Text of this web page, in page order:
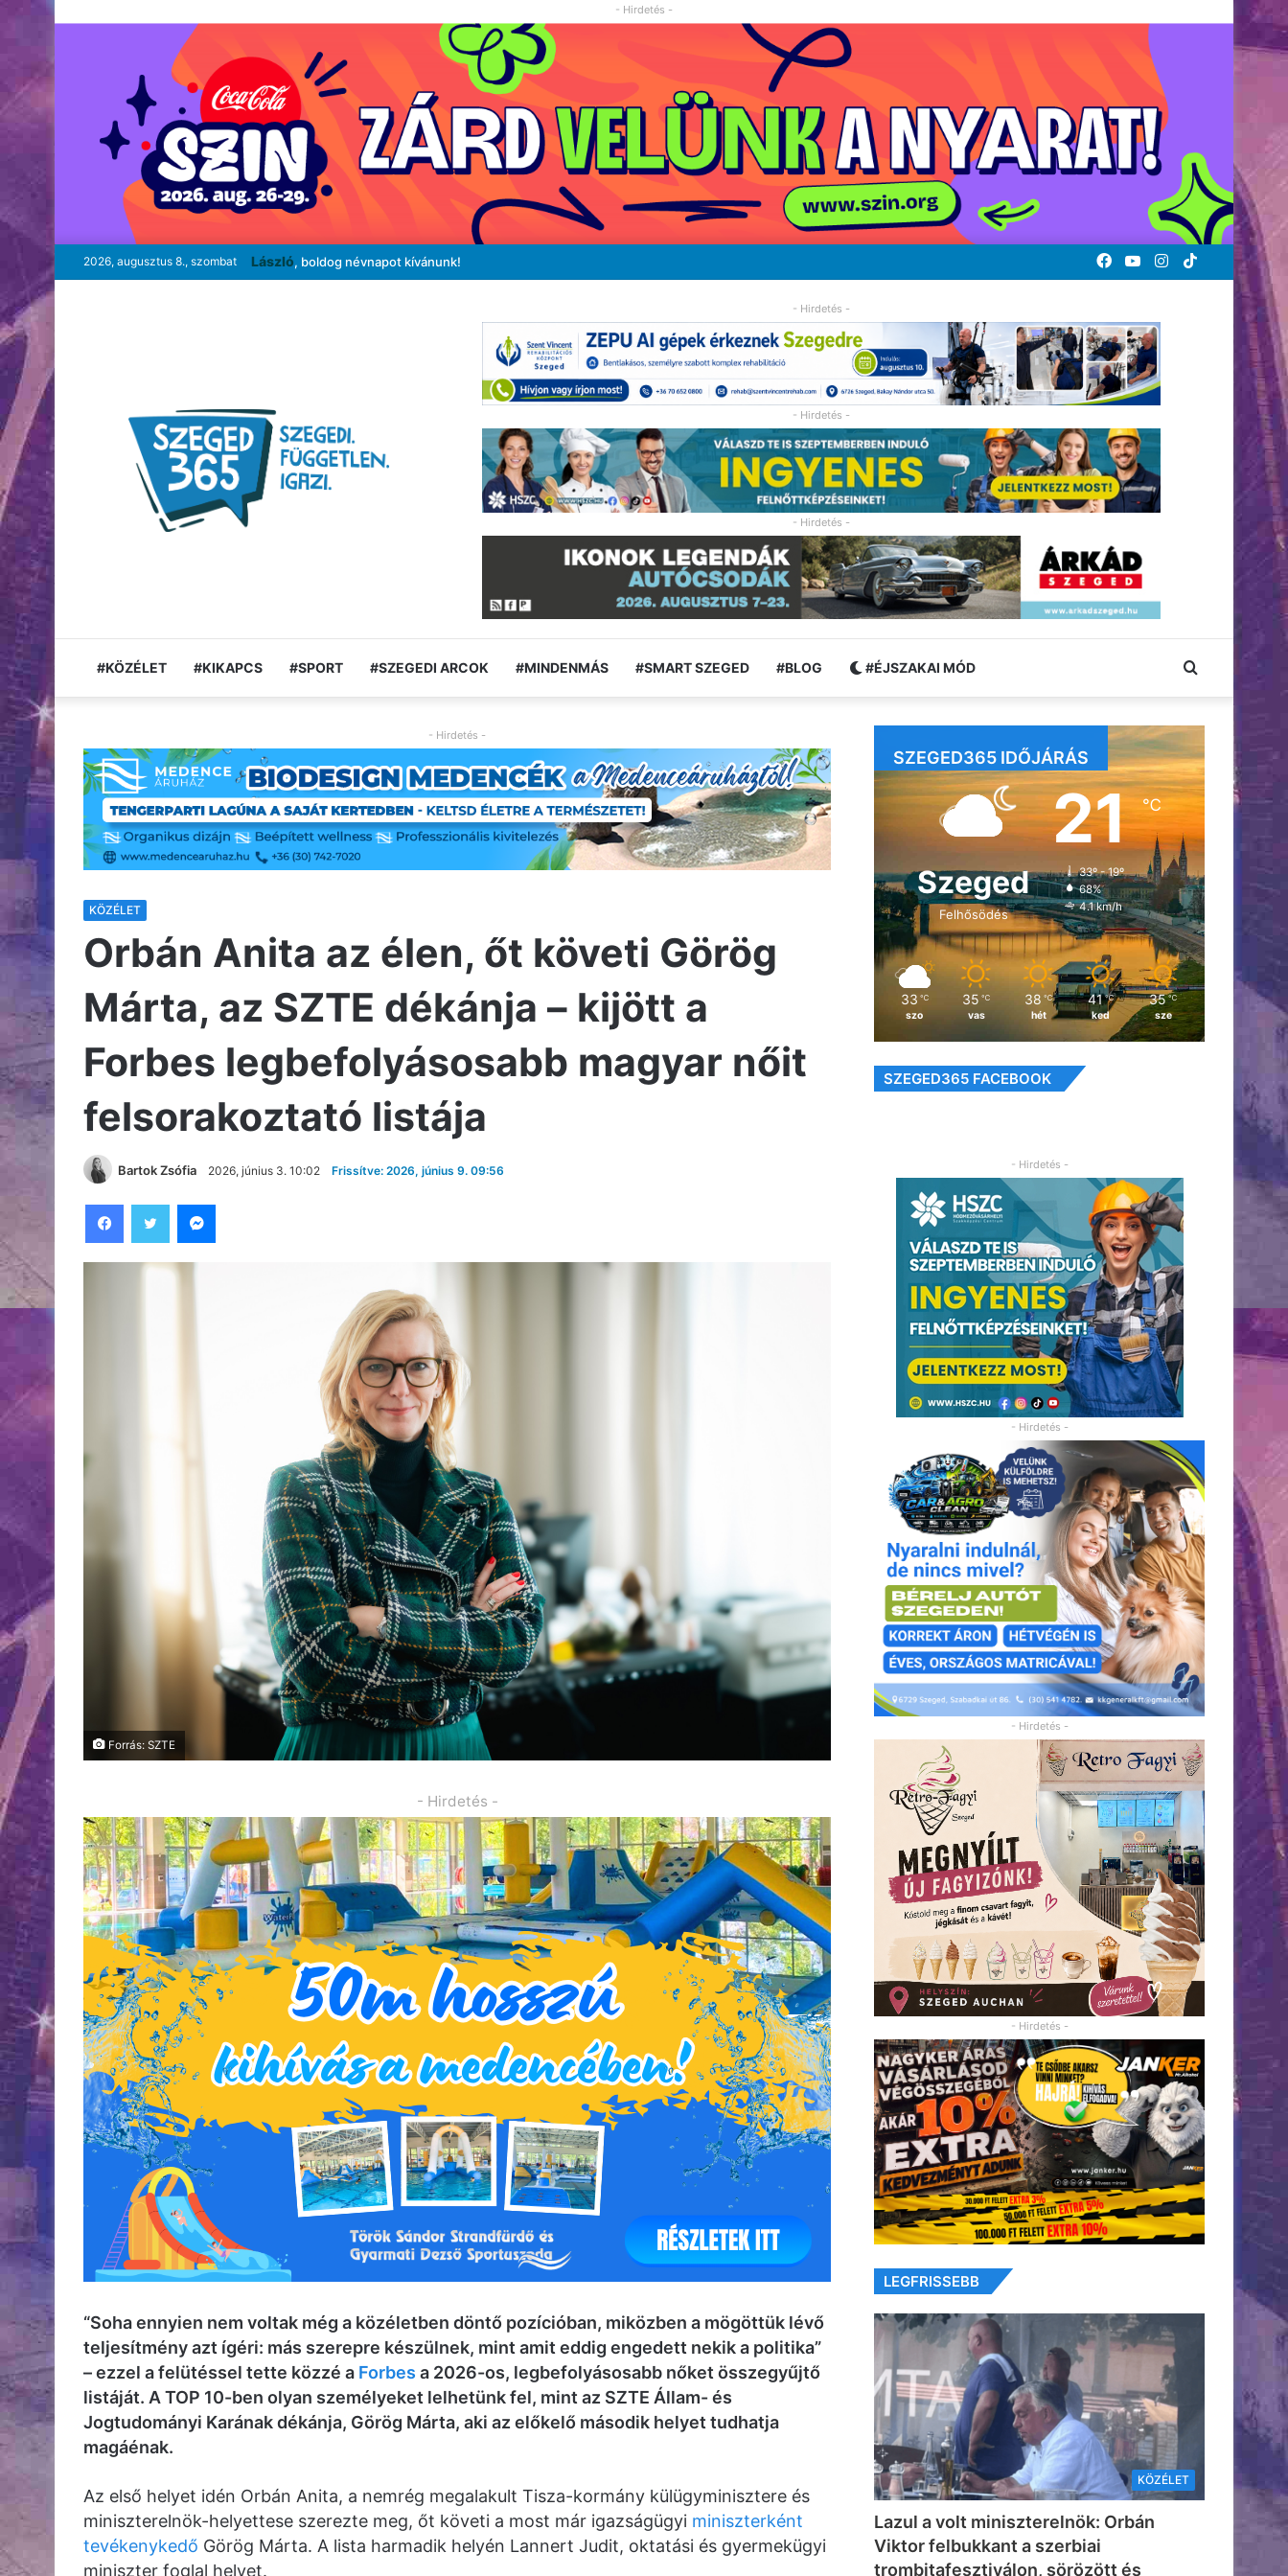
- Hirdetés -
2026, augusztus 8., szombat László, boldog névnapot kívánunk! TikTok
Instagram
YouTube
Facebook
- Hirdetés -
- Hirdetés -
- Hirdetés -
#KÖZÉLET #KIKAPCS #SPORT #SZEGEDI ARCOK #MINDENMÁS #SMART SZEGED #BLOG #ÉJSZAKAI MÓD Keresés:
- Hirdetés -
KÖZÉLET
Orbán Anita az élen, őt követi Görög
Márta, az SZTE dékánja – kijött a
Forbes legbefolyásosabb magyar nőit
felsorakoztató listája
Bartok Zsófia 2026, június 3. 10:02 Frissítve: 2026, június 9. 09:56
Forrás: SZTE
- Hirdetés -
“Soha ennyien nem voltak még a közéletben döntő pozícióban, miközben a mögöttük lévő
teljesítmény azt ígéri: más szerepre készülnek, mint amit eddig engedett nekik a politika”
– ezzel a felütéssel tette közzé a Forbes a 2026-os, legbefolyásosabb nőket összegyűjtő
listáját. A TOP 10-ben olyan személyeket lelhetünk fel, mint az SZTE Állam- és
Jogtudományi Karának dékánja, Görög Márta, aki az előkelő második helyet tudhatja
magáénak.
Az első helyet idén Orbán Anita, a nemrég megalakult Tisza-kormány külügyminisztere és
miniszterelnök-helyettese szerezte meg, őt követi a most már igazságügyi miniszterként
tevékenykedő Görög Márta. A lista harmadik helyén Lannert Judit, oktatási és gyermekügyi
miniszter foglal helyet.
SZEGED365 IDŐJÁRÁS
Szeged
Felhősödés
21℃
33º - 19º
68%
4.1 km/h
33 ℃
szo
35 ℃
vas
38 ℃
hét
41 ℃
ked
35 ℃
sze
SZEGED365 FACEBOOK
- Hirdetés -
- Hirdetés -
- Hirdetés -
- Hirdetés -
LEGFRISSEBB
KÖZÉLET
Lazul a volt miniszterelnök: Orbán
Viktor felbukkant a szerbiai
trombitafesztiválon, sörözött és